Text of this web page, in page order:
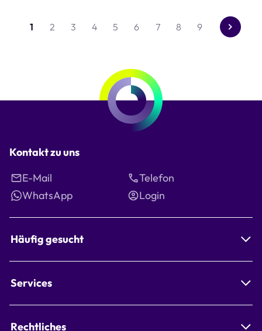
1 2 3 4 5 6 7 8 9
Gehe
Kontakt zu uns
E-Mail
Telefon
WhatsApp
Login
Häufig gesucht
Services
Rechtliches